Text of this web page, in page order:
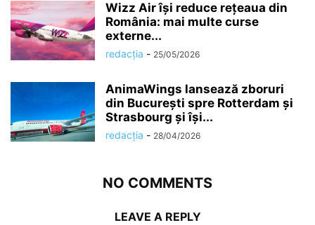
Wizz Air își reduce rețeaua din
România: mai multe curse
externe...
redacția - 25/05/2026
AnimaWings lansează zboruri
din București spre Rotterdam și
Strasbourg și își...
redacția - 28/04/2026
NO COMMENTS
LEAVE A REPLY